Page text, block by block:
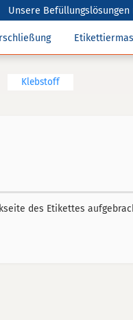
Unsere Befüllungslösungen
Klebstoff
des Etikettes